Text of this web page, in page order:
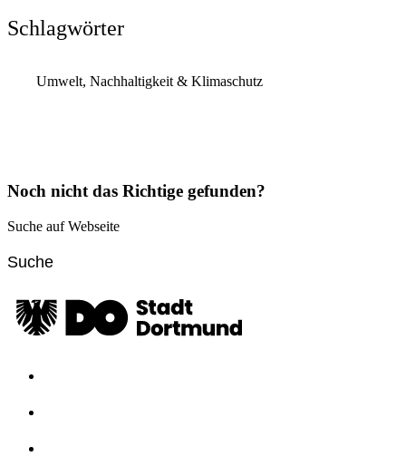
Schlagwörter
Umwelt, Nachhaltigkeit & Klimaschutz
Noch nicht das Richtige gefunden?
Suche auf Webseite